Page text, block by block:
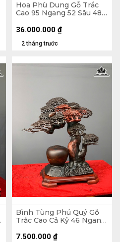
Hoa Phù Dung Gỗ Trắc
Cao 95 Ngang 52 Sâu 48
35 (cm)
2 tháng trước
36.000.000 ₫
Bình Tùng Phú Quý Gỗ
Trắc Cao Cả Kỷ 46 Ngang
4 - Đường Kính 12 (cm)
7.500.000 ₫